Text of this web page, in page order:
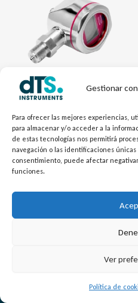
Gestionar
Para ofrecer las mejores experiencias,
para almacenar y/o acceder a la
de estas tecnologías nos permitirá
navegación o las identificaciones
consentimiento, puede afectar
funciones.
Ver
Política de
Electrónica dTSPres
Transmisor Acero Inoxidable
DMP305X-TLF